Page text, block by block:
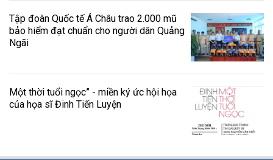
Tập đoàn Quốc tế Á Châu trao 2.000 mũ
bảo hiểm đạt chuẩn cho người dân Quảng
Ngãi
Một thời tuổi ngọc” - miền ký ức hội họa
của họa sĩ Đinh Tiến Luyện